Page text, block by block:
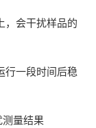
，会干扰样品的
行一段时间后稳
测量结果